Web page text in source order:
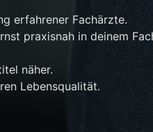
erfahrener Fachärzte.
praxisnah in deinem
näher.
Lebensqualität.